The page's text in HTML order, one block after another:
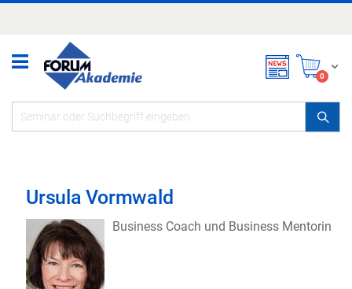
0items
Ursula Vormwald
Business Coach und Business Mentorin